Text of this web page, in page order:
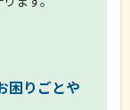
困りごとや